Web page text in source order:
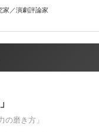
家／演劇評論家
の磨き方」